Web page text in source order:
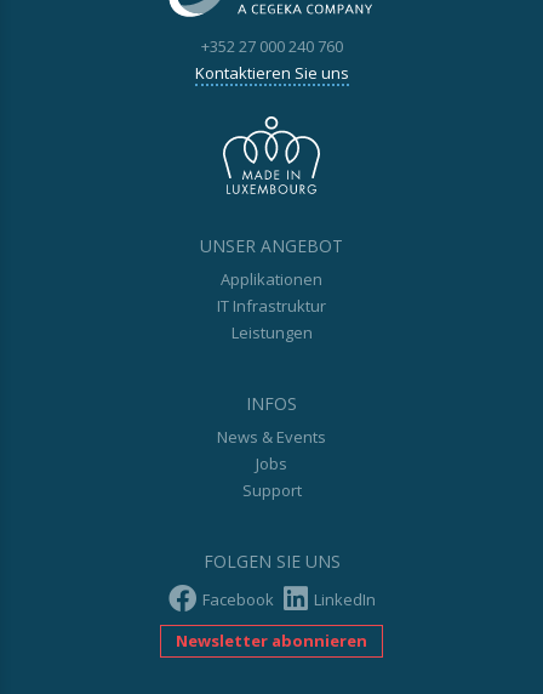
+352 27 000 240 760
Kontaktieren Sie uns
UNSER ANGEBOT
Applikationen
IT Infrastruktur
Leistungen
INFOS
News & Events
Jobs
Support
FOLGEN SIE UNS
Facebook
LinkedIn
Newsletter abonnieren